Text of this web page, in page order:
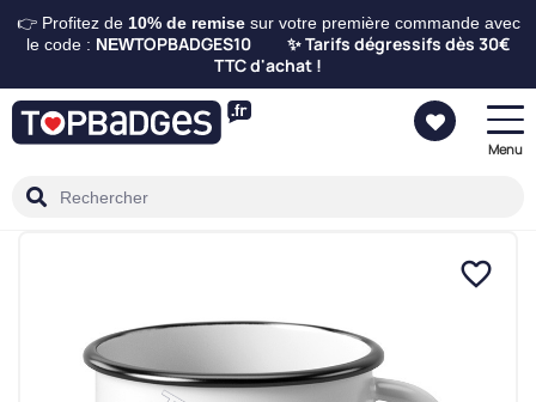
👉 Profitez de 10% de remisesur votre première commande avec
le code : NEWTOPBADGES10 ✨ Tarifs dégressifs dès 30€
TTC d'achat !
Menu
favorite_border